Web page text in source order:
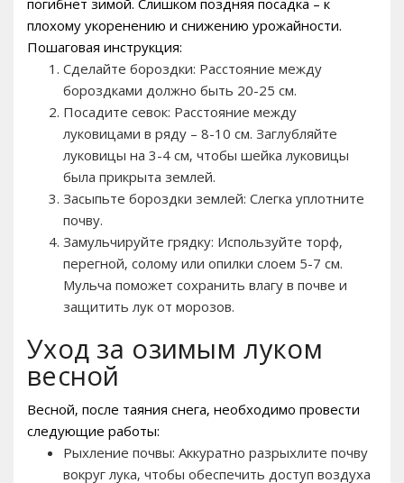
плохому укоренению и снижению урожайности.
Пошаговая инструкция:
Сделайте бороздки: Расстояние между
бороздками должно быть 20-25 см.
Посадите севок: Расстояние между
луковицами в ряду – 8-10 см. Заглубляйте
луковицы на 3-4 см‚ чтобы шейка луковицы
была прикрыта землей.
Засыпьте бороздки землей: Слегка уплотните
почву.
Замульчируйте грядку: Используйте торф‚
перегной‚ солому или опилки слоем 5-7 см.
Мульча поможет сохранить влагу в почве и
защитить лук от морозов.
Уход за озимым луком
весной
Весной‚ после таяния снега‚ необходимо провести
следующие работы:
Рыхление почвы: Аккуратно разрыхлите почву
вокруг лука‚ чтобы обеспечить доступ воздуха